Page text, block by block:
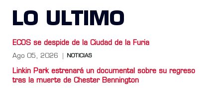
LO ULTIMO
ECOS se despide de la Ciudad de la Furia
Ago 05, 2026 NOTICIAS
Linkin Park estrenará un documental sobre su regreso
tras la muerte de Chester Bennington